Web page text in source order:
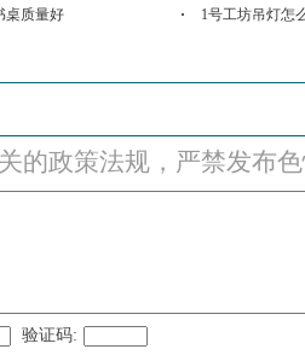
桌质量好
1号工坊吊灯怎
的政策法规，严禁发布
验证码: